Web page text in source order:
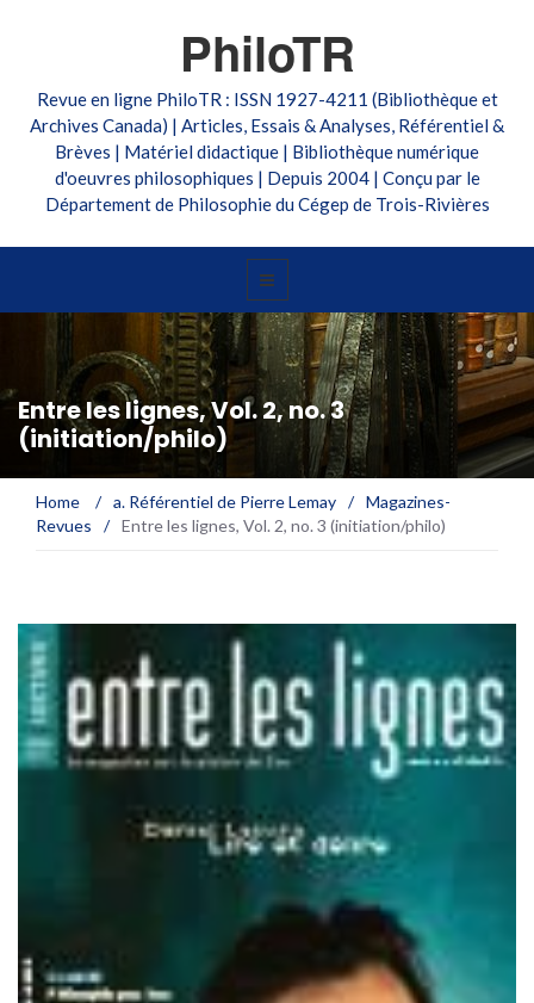
PhiloTR
Revue en ligne PhiloTR : ISSN 1927-4211 (Bibliothèque et
Archives Canada) | Articles, Essais & Analyses, Référentiel &
Brèves | Matériel didactique | Bibliothèque numérique
d'oeuvres philosophiques | Depuis 2004 | Conçu par le
Département de Philosophie du Cégep de Trois-Rivières
Entre les lignes, Vol. 2, no. 3
(initiation/philo)
Home / a. Référentiel de Pierre Lemay / Magazines-
Revues
/ Entre les lignes, Vol. 2, no. 3 (initiation/philo)